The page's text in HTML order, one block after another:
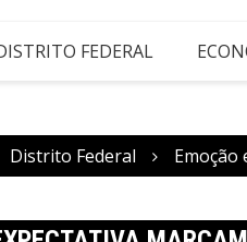
FEDERAL
Distrito Federal